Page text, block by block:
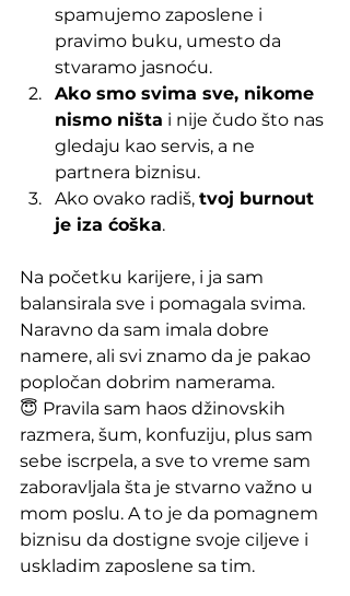
spamujemo zaposlene i
pravimo buku, umesto da
stvaramo jasnoću.
Ako smo svima sve, nikome
nismo ništa i nije čudo što nas
gledaju kao servis, a ne
partnera biznisu.
Ako ovako radiš, tvoj burnout
je iza ćoška.
Na početku karijere, i ja sam
balansirala sve i pomagala svima.
Naravno da sam imala dobre
namere, ali svi znamo da je pakao
popločan dobrim namerama.
😇 Pravila sam haos džinovskih
razmera, šum, konfuziju, plus sam
sebe iscrpela, a sve to vreme sam
zaboravljala šta je stvarno važno u
mom poslu. A to je da pomagnem
biznisu da dostigne svoje ciljeve i
uskladim zaposlene sa tim.